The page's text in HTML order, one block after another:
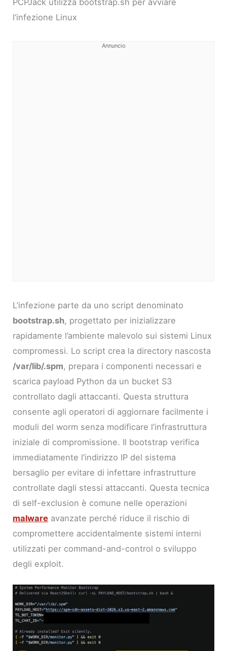
PCPJack utilizza bootstrap.sh per avviare
l’infezione Linux
Annuncio
L’infezione parte da uno script denominato
bootstrap.sh, progettato per inizializzare
rapidamente l’ambiente malevolo sui sistemi Linux
compromessi. Lo script crea la directory nascosta
/var/lib/.spm, prepara i componenti necessari e
scarica payload Python da un bucket S3
controllato dagli attaccanti. Questa struttura
consente agli operatori di aggiornare facilmente i
moduli del worm senza modificare l’infrastruttura
iniziale di compromissione. Il bootstrap verifica
immediatamente l’indirizzo IP del sistema
bersaglio per evitare di infettare infrastrutture
controllate dagli stessi attaccanti. Questa tecnica
di self-exclusion è comune nelle operazioni
malware avanzate perché riduce il rischio di
compromettere accidentalmente sistemi interni
utilizzati per command-and-control o sviluppo
degli exploit.